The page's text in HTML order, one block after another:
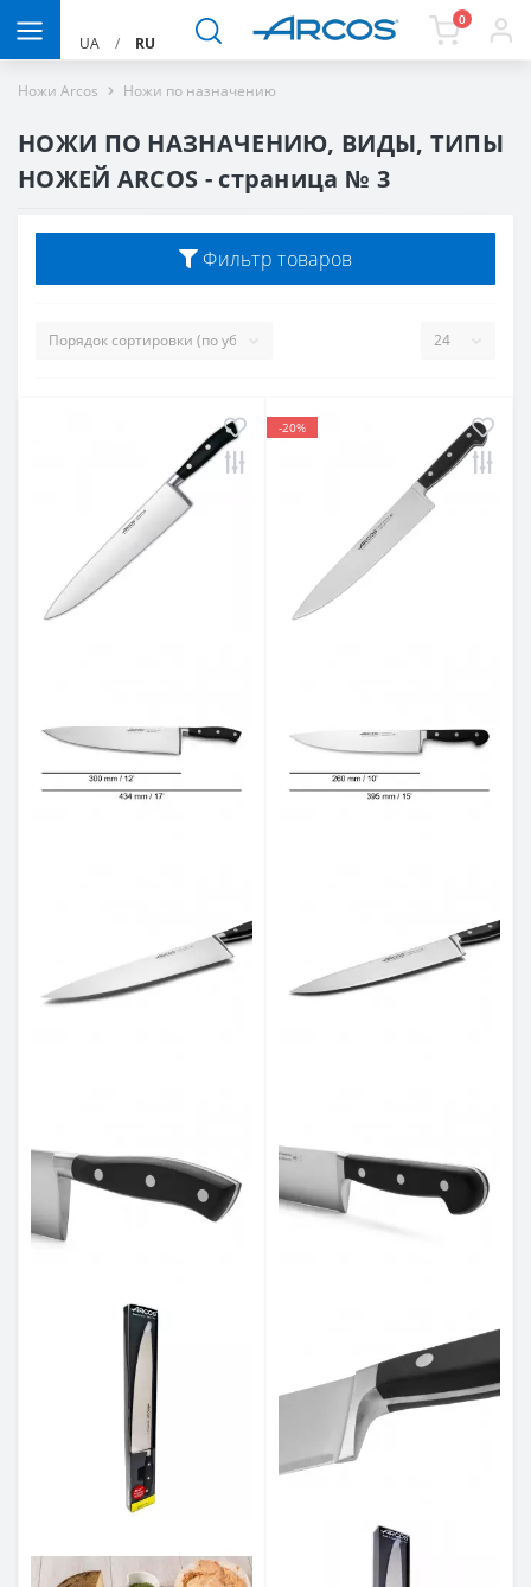
UA / RU
0
Ножи Arcos Ножи по назначению
НОЖИ ПО НАЗНАЧЕНИЮ, ВИДЫ, ТИПЫ
НОЖЕЙ ARCOS - страница № 3
Фильтр товаров
-20%